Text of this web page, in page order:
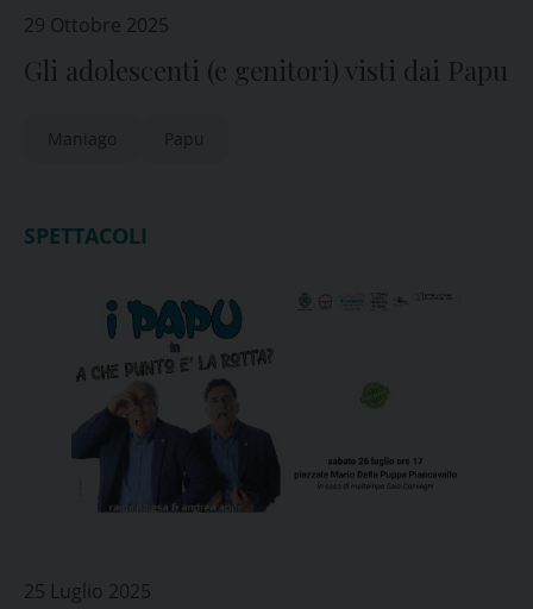
29 Ottobre 2025
Gli adolescenti (e genitori) visti dai Papu
Maniago Papu
SPETTACOLI
25 Luglio 2025